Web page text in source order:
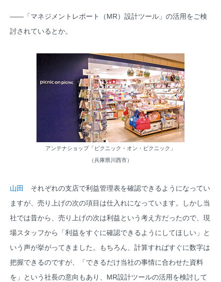
――「マネジメントレポート（MR）設計ツール」の活用をご検
討されているとか。
アンテナショップ「ピクニック・オン・ピクニック」
（兵庫県川西市）
山田
それぞれの支店で利益管理表を確認できるようになってい
ますが、売り上げの次の項目は仕入れになっています。しかし当
社では昔から、売り上げの次は利益という考え方だったので、現
場スタッフから「利益をすぐに確認できるようにしてほしい」と
いう声が挙がってきました。もちろん、計算すればすぐに数字は
把握できるのですが、「できるだけ当社の事情に合わせた資料
を」という社長の意向もあり、MR設計ツールの活用を検討して